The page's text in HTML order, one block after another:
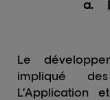
a.
Le
impliqué des
L’Application